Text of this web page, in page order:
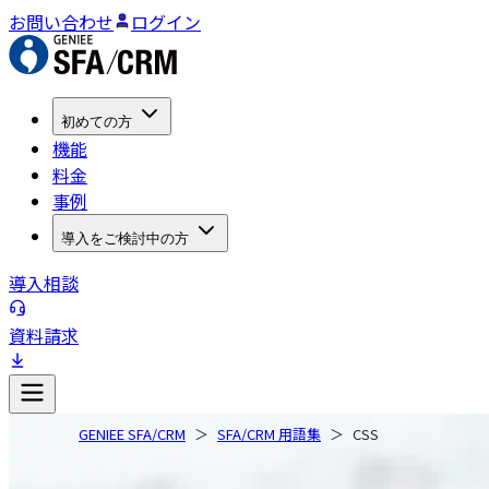
お問い合わせ ログイン
初めての方
機能
料金
事例
導入をご検討中の方
導入相談
資料請求
GENIEE SFA/CRM SFA/CRM 用語集 CSS